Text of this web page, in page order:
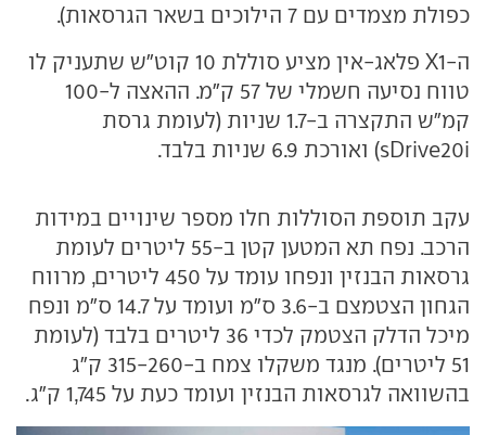
כפולת מצמדים עם 7 הילוכים בשאר הגרסאות).
ה-X1 פלאג-אין מציע סוללת 10 קוט"ש שתעניק לו
טווח נסיעה חשמלי של 57 ק"מ. ההאצה ל-100
קמ"ש התקצרה ב-1.7 שניות (לעומת גרסת
sDrive20i) ואורכת 6.9 שניות בלבד.
עקב תוספת הסוללות חלו מספר שינויים במידות
הרכב. נפח תא המטען קטן ב-55 ליטרים לעומת
גרסאות הבנזין ונפחו עומד על 450 ליטרים, מרווח
הגחון הצטמצם ב-3.6 ס"מ ועומד על 14.7 ס"מ ונפח
מיכל הדלק הצטמק לכדי 36 ליטרים בלבד (לעומת
51 ליטרים). מנגד משקלו צמח ב-315-260 ק"ג
בהשוואה לגרסאות הבנזין ועומד כעת על 1,745 ק"ג.